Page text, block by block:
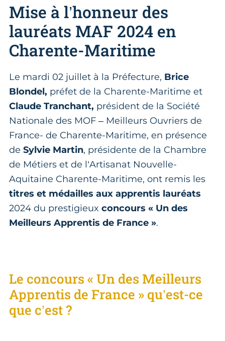
Mise à l’honneur des
lauréats MAF 2024 en
Charente-Maritime
Le mardi 02 juillet à la Préfecture, Brice
Blondel, préfet de la Charente-Maritime et
Claude Tranchant, président de la Société
Nationale des MOF – Meilleurs Ouvriers de
France- de Charente-Maritime, en présence
de Sylvie Martin, présidente de la Chambre
de Métiers et de l’Artisanat Nouvelle-
Aquitaine Charente-Maritime, ont remis les
titres et médailles aux apprentis lauréats
2024 du prestigieux concours « Un des
Meilleurs Apprentis de France ».
Le concours « Un des Meilleurs
Apprentis de France » qu’est-ce
que c’est ?